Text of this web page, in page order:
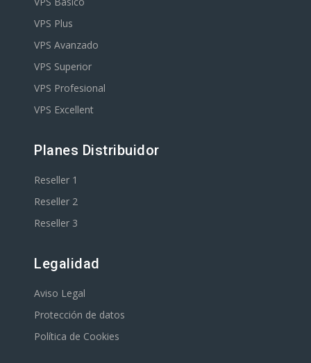
VPS Plus
VPS Avanzado
VPS Superior
VPS Profesional
VPS Excellent
Planes Distribuidor
Reseller 1
Reseller 2
Reseller 3
Legalidad
Aviso Legal
Protección de datos
Política de Cookies